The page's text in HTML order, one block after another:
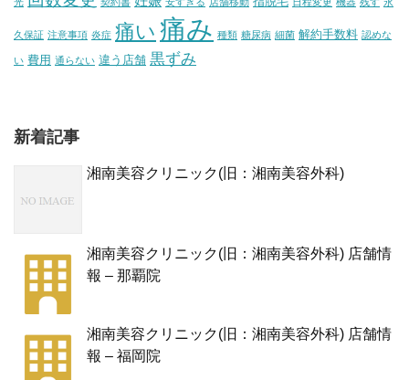
久保証 注意事項 炎症 痛い 痛み 種類 糖尿病 細菌 解約手数料 認めな
い 費用 通らない 違う店舗 黒ずみ
新着記事
湘南美容クリニック(旧：湘南美容外科)
湘南美容クリニック(旧：湘南美容外科) 店舗情
報 – 那覇院
湘南美容クリニック(旧：湘南美容外科) 店舗情
報 – 福岡院